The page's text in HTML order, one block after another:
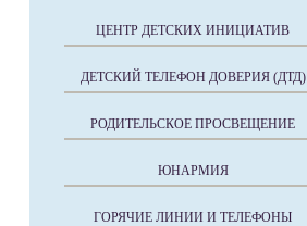
ЦЕНТР ДЕТСКИХ ИНИЦИАТИВ
ДЕТСКИЙ ТЕЛЕФОН ДОВЕРИЯ (ДТД)
РОДИТЕЛЬСКОЕ ПРОСВЕЩЕНИЕ
ЮНАРМИЯ
ГОРЯЧИЕ ЛИНИИ И ТЕЛЕФОНЫ